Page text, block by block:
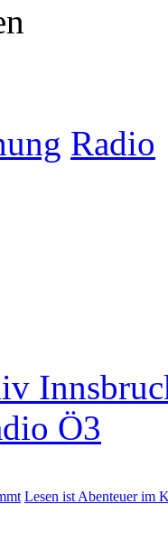
Radio
Ö3
Lesen ist Abenteuer im